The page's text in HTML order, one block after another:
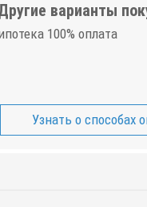
варианты
100% оплата
Узнать о способах